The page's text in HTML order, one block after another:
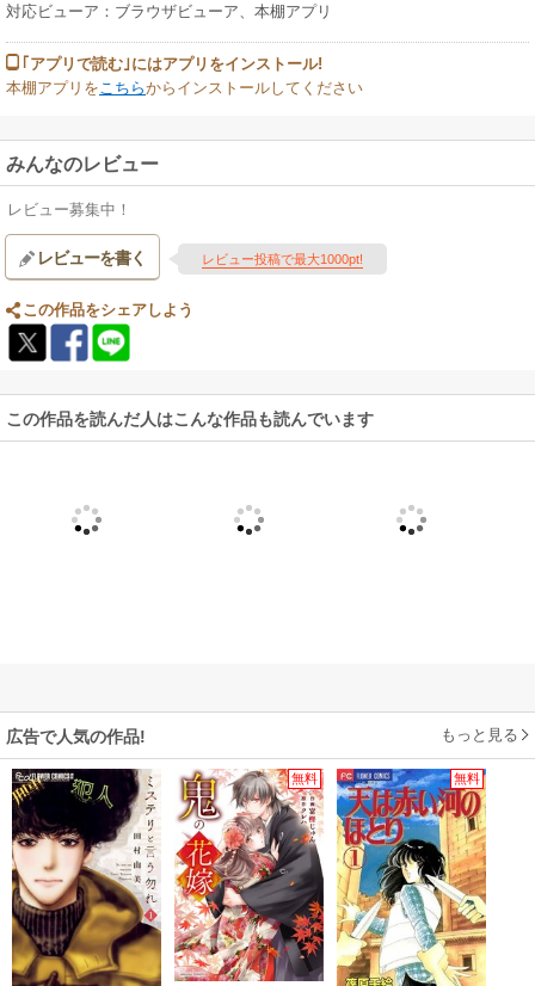
対応ビューア：ブラウザビューア、本棚アプリ
｢アプリで読む｣にはアプリをインストール!
本棚アプリを こちらからインストールしてください
みんなのレビュー
レビュー募集中！
レビューを書く レビュー投稿で最大1000pt!
この作品をシェアしよう
この作品を読んだ人はこんな作品も読んでいます
広告で人気の作品! もっと見る
無料 無料